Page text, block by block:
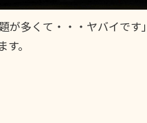
が多くて・・・ヤバイです」
。